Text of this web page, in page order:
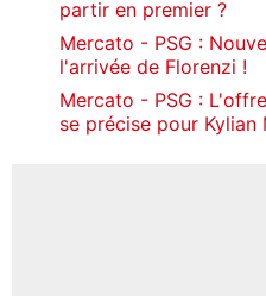
partir en premier ?
Mercato - PSG :
l'arrivée de Florenzi !
Mercato - PSG :
se précise pour Kylian